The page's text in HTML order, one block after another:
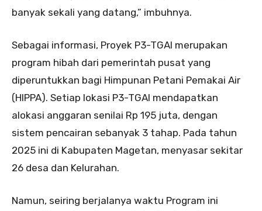
banyak sekali yang datang,” imbuhnya.
Sebagai informasi, Proyek P3-TGAI merupakan
program hibah dari pemerintah pusat yang
diperuntukkan bagi Himpunan Petani Pemakai Air
(HIPPA). Setiap lokasi P3-TGAI mendapatkan
alokasi anggaran senilai Rp 195 juta, dengan
sistem pencairan sebanyak 3 tahap. Pada tahun
2025 ini di Kabupaten Magetan, menyasar sekitar
26 desa dan Kelurahan.
Namun, seiring berjalanya waktu Program ini